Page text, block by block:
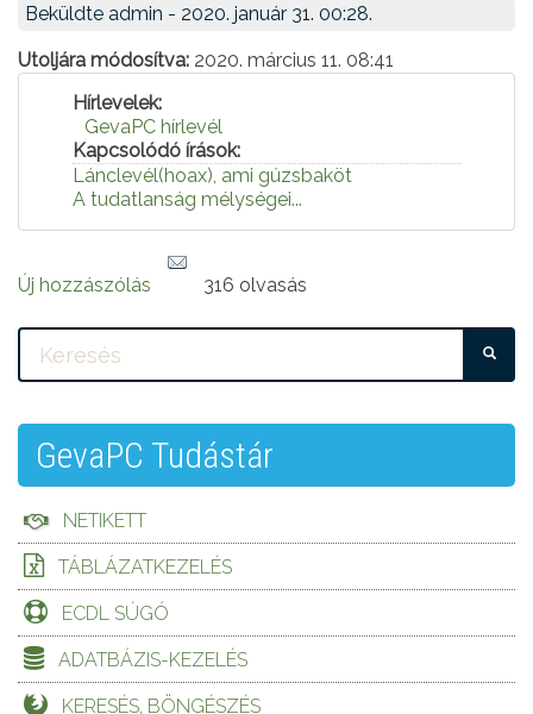
Beküldte admin - 2020. január 31. 00:28.
Utoljára módosítva: 2020. március 11. 08:41
Hírlevelek:
GevaPC hírlevél
Kapcsolódó írások:
Lánclevél(hoax), ami gúzsbaköt
A tudatlanság mélységei...
Új hozzászólás 316 olvasás
GevaPC Tudástár
NETIKETT
TÁBLÁZATKEZELÉS
ECDL SÚGÓ
ADATBÁZIS-KEZELÉS
KERESÉS, BÖNGÉSZÉS